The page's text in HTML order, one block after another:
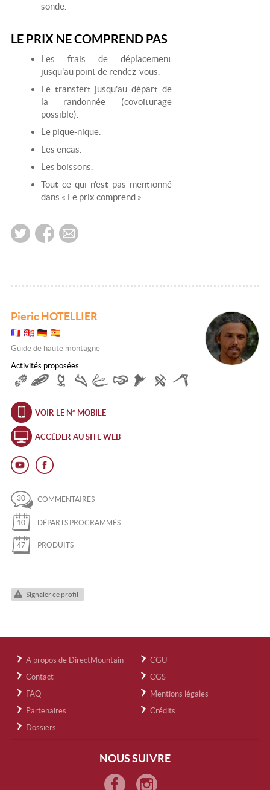
sonde.
LE PRIX NE COMPREND PAS
Les frais de déplacement
jusqu'au point de rendez-vous.
Le transfert jusqu'au départ de
la randonnée (covoiturage
possible).
Le pique-nique.
Les encas.
Les boissons.
Tout ce qui n'est pas mentionné
dans « Le prix comprend ».
Pieric HOTELLIER
Guide de haute montagne
Activités proposées :
VOIR LE N° MOBILE
ACCÉDER AU SITE WEB
30 COMMENTAIRES
10 DÉPARTS PROGRAMMÉS
47 PRODUITS
Signaler ce profil
A propos de DirectMountain
Contact
FAQ
Partenaires
Dossiers
CGU
CGS
Mentions légales
Crédits
NOUS SUIVRE